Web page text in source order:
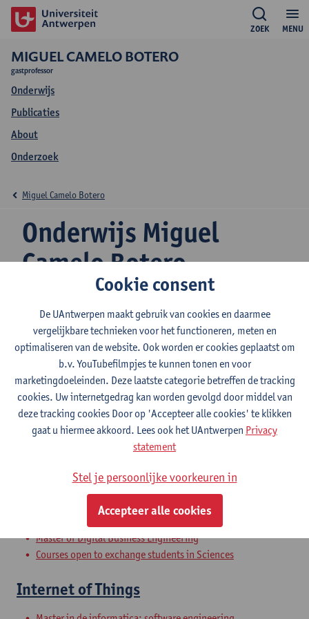
MENU
ZOEK
MIGUEL CAMELO BOTERO
gastprofessor
Onderwijs
Publicaties
About
Onderzoek
Onderwijs Miguel
Camelo Botero
Miguel Camelo Botero
2025-2026 2024-2025 2023-2024
Topics in computer networks
Master in de informatica: software engineering
Master in de informatica: Data Science en artificiële
Intelligentie
Master in de informatica: computernetwerken
Master of Computer Science: Software Engineering
Master of Computer Science: Data Science and Artificial
Master of Computer Science: Computer Networks
Master of Digital Business Engineering
Courses open to exchange students in Sciences
Internet of Things
Cookie consent
De UAntwerpen maakt gebruik van cookies en daarmee
vergelijkbare technieken voor het functioneren, meten en
optimaliseren van de website. Ook worden er cookies geplaatst om
b.v. YouTubefilmpjes te kunnen tonen en voor
marketingdoeleinden. Deze laatste categorie betreffen de tracking
cookies. Uw internetgedrag kan worden gevolgd door middel van
deze tracking cookies Door op 'Accepteer alle cookies' te klikken
gaat u hiermee akkoord. Lees ook het UAntwerpen Privacy
statement
Stel je persoonlijke voorkeuren in
Accepteer alle cookies